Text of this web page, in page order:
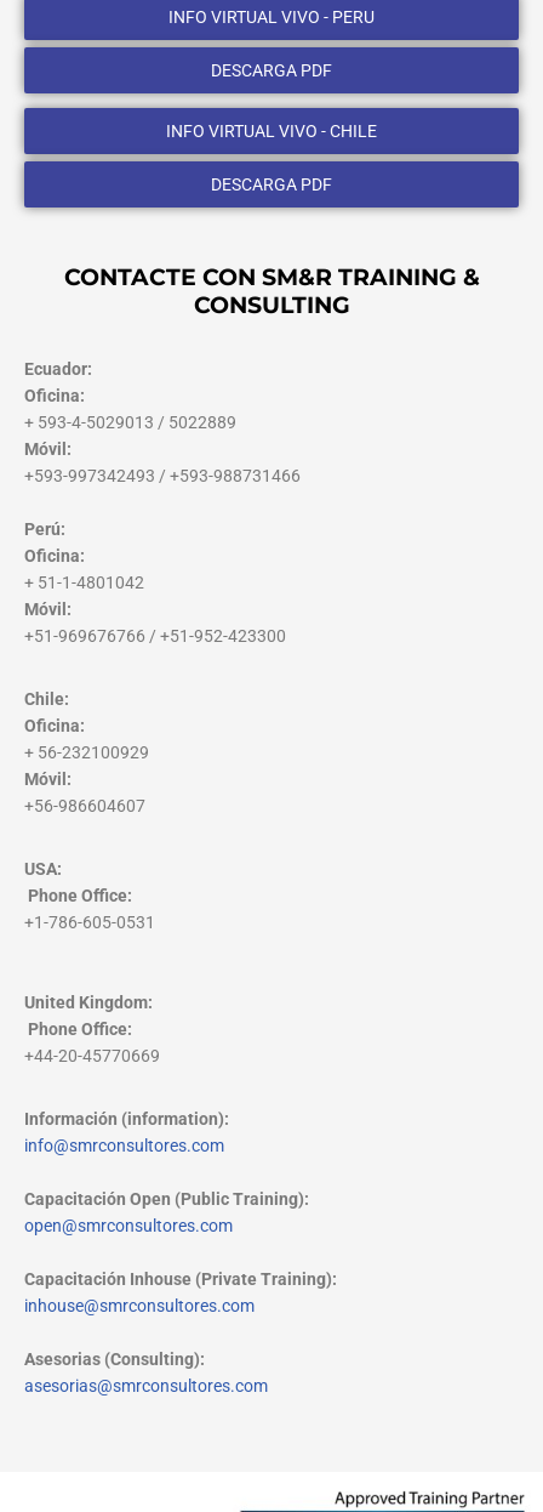
INFO VIRTUAL VIVO - PERU
DESCARGA PDF
INFO VIRTUAL VIVO - CHILE
DESCARGA PDF
CONTACTE CON SM&R TRAINING &
CONSULTING
Ecuador:
Oficina:
+ 593-4-5029013 / 5022889
Móvil:
+593-997342493 / +593-988731466
Perú:
Oficina:
+ 51-1-4801042
Móvil:
+51-969676766 / +51-952-423300
Chile:
Oficina:
+ 56-232100929
Móvil:
+56-986604607
USA:
Phone Office:
+1-786-605-0531
United Kingdom:
Phone Office:
+44-20-45770669
Información (information):
info@smrconsultores.com
Capacitación Open (Public Training):
open@smrconsultores.com
Capacitación Inhouse (Private Training):
inhouse@smrconsultores.com
Asesorias (Consulting):
asesorias@smrconsultores.com